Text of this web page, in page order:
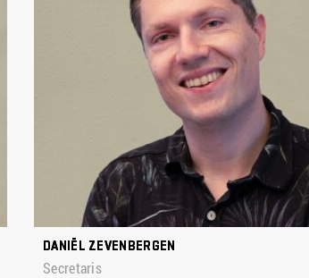
DANIËL ZEVENBERGEN
Secretaris